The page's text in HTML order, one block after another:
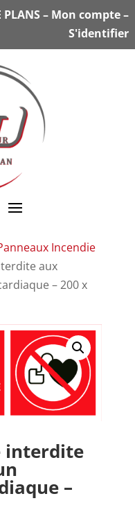
PLANS– Mon compte–
S'identifier
Incendie
aux
– 200 x
interdite
–